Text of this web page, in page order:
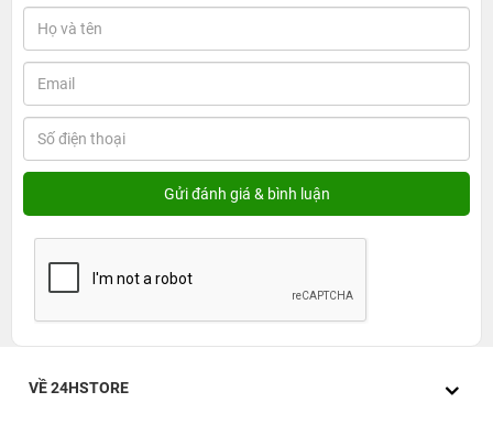
Với vi xử lý A9 tốc độ 1.8 GHz (iPhone 6 Plus chỉ với 1.4 GHz) cùng
bộ RAM 2GB giúp cho iPhone 6s Plus Chính Hãng hàng Công ty
tốc độ xử lý nhanh hơn 70% và khả năng đồ họa lên hơn 90 % chip
A8.
iPhone 6s Plus Chính Hãng hàng Công ty có dung lượng Pin lên
tới 2.750 mAh cho khả năng đàm thoại trên mạng 3G đạt 14 giờ,
duyệt web đạt 10 giờ, 11 giờ với wifi. Ngoài ra bạn có thể sử dụng
iPhone 6s Plus giá rẻhàng Công ty để xem video HD, chơi game
trong 11h, phát âm thanh trong 50 giờ và thời gian chờ lên tới 10
ngày. Đây là một con số đáng nể với dung lượng pin 1.715 mAh
“khiêm tốn”.
VỀ 24HSTORE